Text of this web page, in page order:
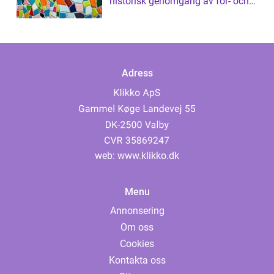
Adress
web: www.klikko.dk
Menu
Annonsering
Om oss
Cookies
Kontakta oss